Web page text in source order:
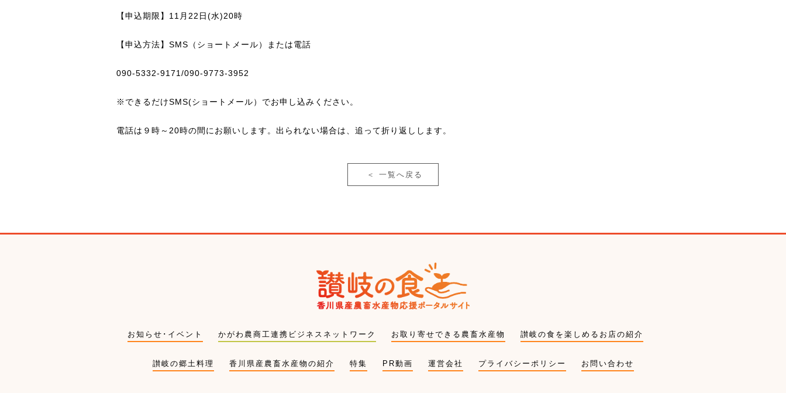
【申込期限】11月22日(水)20時
【申込方法】SMS（ショートメール）または電話
090-5332-9171/090-9773-3952
※できるだけSMS(ショートメール）でお申し込みください。
電話は９時～20時の間にお願いします。出られない場合は、追って折り返しします。
＜ 一覧へ戻る
お知らせ･イベント かがわ農商工連携ビジネスネットワーク お取り寄せできる農畜水産物 讃岐の食を楽しめるお店の紹介
讃岐の郷土料理 香川県産農畜水産物の紹介 特集 PR動画 運営会社 プライバシーポリシー お問い合わせ